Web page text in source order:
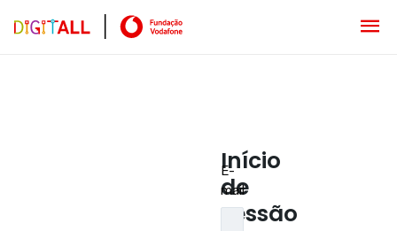
Início
de
sessão
E-
mail